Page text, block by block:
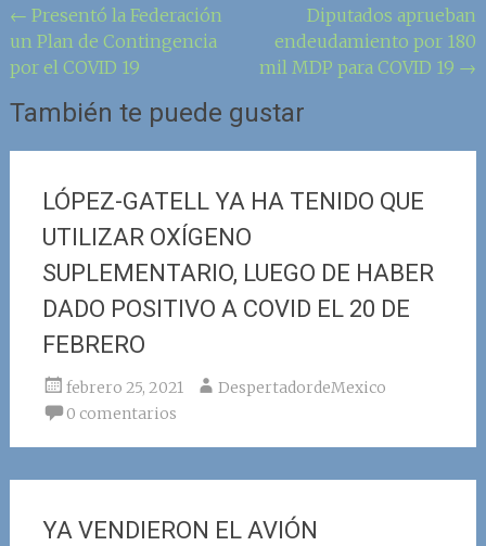
Navegación
de
la
entrada
← Presentó la Federación
un Plan de Contingencia
por el COVID 19
Diputados aprueban
endeudamiento por 180
mil MDP para COVID 19 →
También te puede gustar
LÓPEZ-GATELL YA HA TENIDO QUE
UTILIZAR OXÍGENO
SUPLEMENTARIO, LUEGO DE HABER
DADO POSITIVO A COVID EL 20 DE
FEBRERO
febrero 25, 2021
DespertadordeMexico
0 comentarios
YA VENDIERON EL AVIÓN